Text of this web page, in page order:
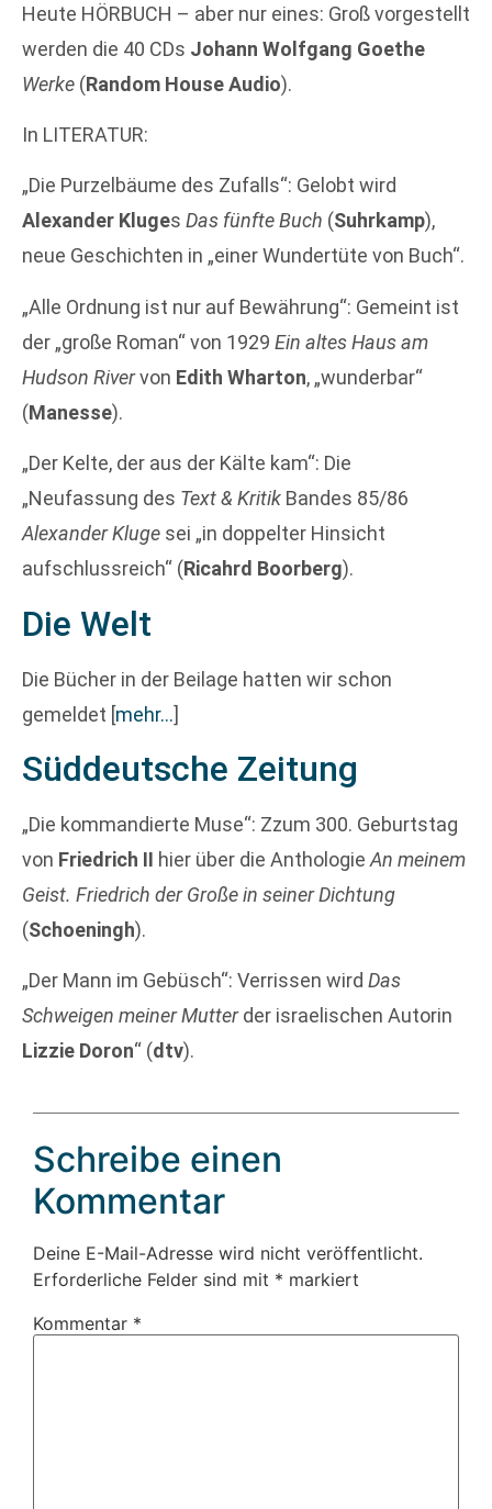
Heute HÖRBUCH – aber nur eines: Groß vorgestellt
werden die 40 CDs Johann Wolfgang Goethe
Werke (Random House Audio).
In LITERATUR:
„Die Purzelbäume des Zufalls“: Gelobt wird
Alexander Kluges Das fünfte Buch (Suhrkamp),
neue Geschichten in „einer Wundertüte von Buch“.
„Alle Ordnung ist nur auf Bewährung“: Gemeint ist
der „große Roman“ von 1929 Ein altes Haus am
Hudson Rivervon Edith Wharton, „wunderbar“
(Manesse).
„Der Kelte, der aus der Kälte kam“: Die
„Neufassung des Text & Kritik Bandes 85/86
Alexander Kluge sei „in doppelter Hinsicht
aufschlussreich“ (Ricahrd Boorberg).
Die Welt
Die Bücher in der Beilage hatten wir schon
gemeldet [mehr…]
Süddeutsche Zeitung
„Die kommandierte Muse“: Zzum 300. Geburtstag
von Friedrich II hier über die Anthologie An meinem
Geist. Friedrich der Große in seiner Dichtung
(Schoeningh).
„Der Mann im Gebüsch“: Verrissen wird Das
Schweigen meiner Mutterder israelischen Autorin
Lizzie Doron“ (dtv).
Schreibe einen
Kommentar
Deine E-Mail-Adresse wird nicht veröffentlicht.
Erforderliche Felder sind mit * markiert
Kommentar *